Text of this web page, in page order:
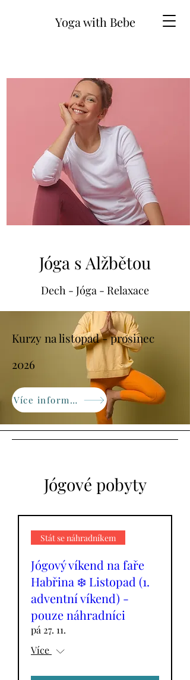
Yoga with Bebe
Jóga s Alžbětou
Dech - Jóga - Relaxace
Kurzy na listopad - prosinec
2026
Více informací
Jógové pobyty
Stát se náhradníkem
Jógový víkend na faře
Habřina ❄️ Listopad (1.
adventní víkend) -
pouze náhradníci
pá 27. 11.
Více